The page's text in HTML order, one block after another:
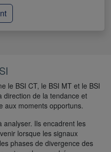
le BSI CT, le BSI MT et le BSI
direction de la tendance et
aux moments opportuns.
analyser. Ils encadrent les
lorsque les signaux
phases de divergence des